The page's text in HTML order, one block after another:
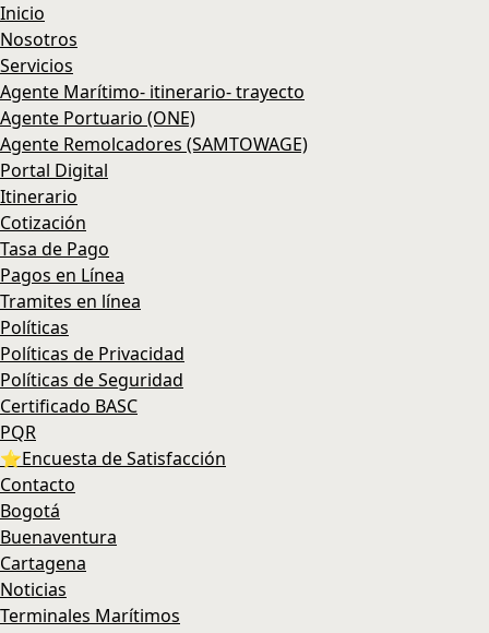
Inicio
Nosotros
Servicios
Agente Marítimo- itinerario- trayecto
Agente Portuario (ONE)
Agente Remolcadores (SAMTOWAGE)
Portal Digital
Itinerario
Cotización
Tasa de Pago
Pagos en Línea
Tramites en línea
Políticas
Políticas de Privacidad
Políticas de Seguridad
Certificado BASC
PQR
⭐Encuesta de Satisfacción
Contacto
Bogotá
Buenaventura
Cartagena
Noticias
Terminales Marítimos